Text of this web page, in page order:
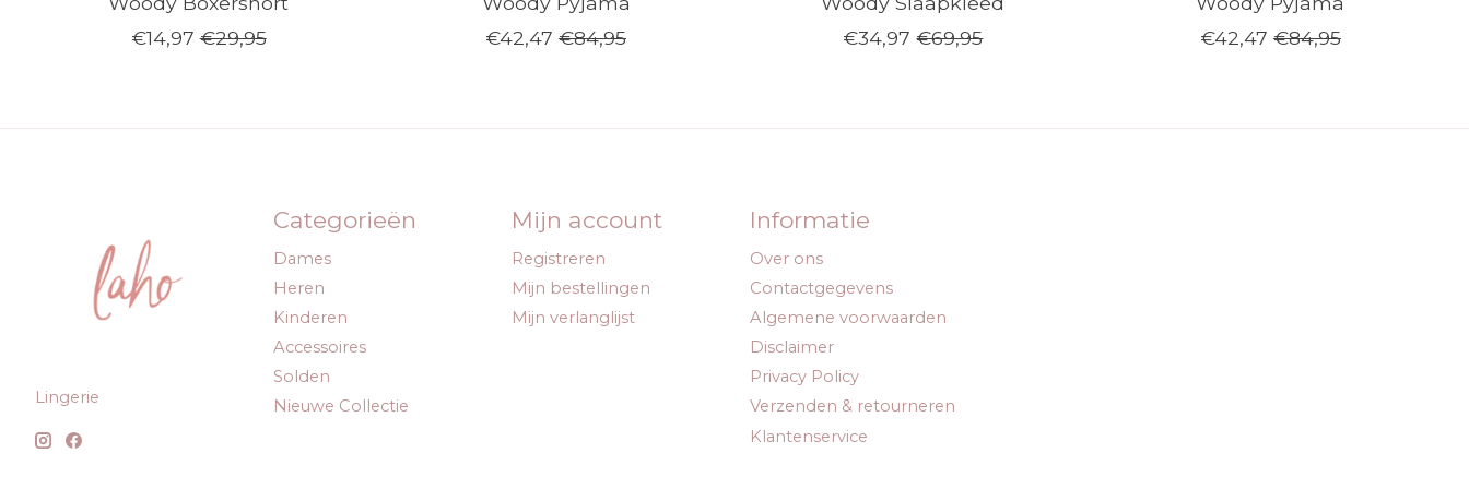
€14,97 €29,95
€42,47 €84,95
€34,97 €69,95
€42,47 €84,95
Lingerie
Categorieën
Dames
Heren
Kinderen
Accessoires
Solden
Nieuwe Collectie
Mijn account
Registreren
Mijn bestellingen
Mijn verlanglijst
Informatie
Over ons
Contactgegevens
Algemene voorwaarden
Disclaimer
Privacy Policy
Verzenden & retourneren
Klantenservice